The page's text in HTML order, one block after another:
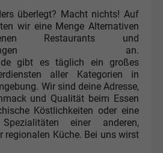
überlegt? Macht nichts! Auf
wir eine Menge Alternativen
Restaurants und
an.
gibt es täglich ein großes
aller Kategorien in
Wir sind deine Adresse,
und Qualität beim Essen
Köstlichkeiten oder eine
einer anderen,
regionalen Küche. Bei uns wirst